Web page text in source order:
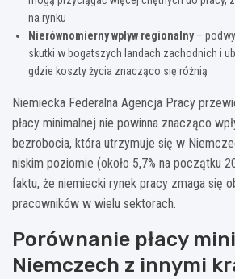
na rynku
Nierównomierny wpływ regionalny–
skutki w bogatszych landach zachodnich i
gdzie koszty życia znacząco się różnią
Niemiecka Federalna Agencja Pracy
płacy minimalnej nie powinna znacząco
bezrobocia, która utrzymuje się w
niskim poziomie (około 5,7% na początku
faktu, że niemiecki rynek pracy zmaga się
pracowników w wielu sektorach.
Porównanie płacy
Niemczech z innymi